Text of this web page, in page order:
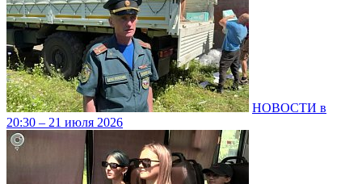
НОВОСТИ в
20:30 – 21 июля 2026